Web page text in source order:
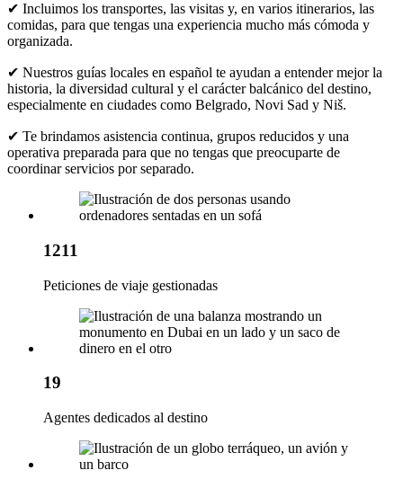
✔ Incluimos los transportes, las visitas y, en varios itinerarios, las
comidas, para que tengas una experiencia mucho más cómoda y
organizada.
✔ Nuestros guías locales en español te ayudan a entender mejor la
historia, la diversidad cultural y el carácter balcánico del destino,
especialmente en ciudades como Belgrado, Novi Sad y Niš.
✔ Te brindamos asistencia continua, grupos reducidos y una
operativa preparada para que no tengas que preocuparte de
coordinar servicios por separado.
1211
Peticiones de viaje gestionadas
19
Agentes dedicados al destino